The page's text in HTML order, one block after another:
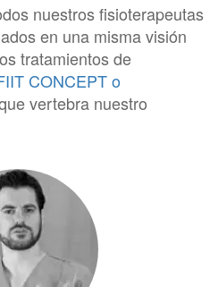
nuestros fisioterapeutas
en una misma visión
tratamientos de
CONCEPT o
vertebra nuestro